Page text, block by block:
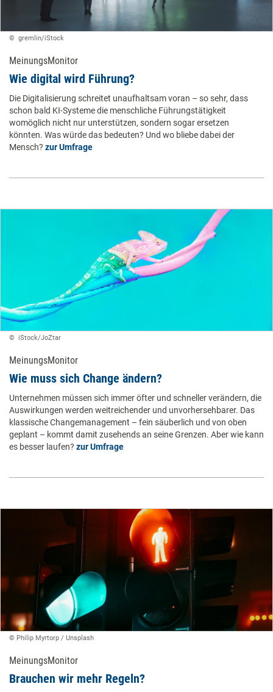
© ​ gremlin/iStock ​
MeinungsMonitor
​Wie digital wird Führung? ​
Die Digitalisierung schreitet unaufhaltsam voran – so sehr, dass
schon bald KI-Systeme die menschliche Führungstätigkeit
womöglich nicht nur unterstützen, sondern sogar ersetzen
könnten. Was würde das bedeuten? Und wo bliebe dabei der
Mensch? zur Umfrage
© ​ iStock/JoZtar ​
MeinungsMonitor
Wie muss sich Change ändern?
Unternehmen müssen sich immer öfter und schneller verändern, die
Auswirkungen werden weitreichender und unvorhersehbarer. Das
klassische Changemanagement – fein säuberlich und von oben
geplant – kommt damit zusehends an seine Grenzen. Aber wie kann
es besser laufen? zur Umfrage
© Philip Myrtorp / Unsplash
MeinungsMonitor
Brauchen wir mehr ­Regeln?